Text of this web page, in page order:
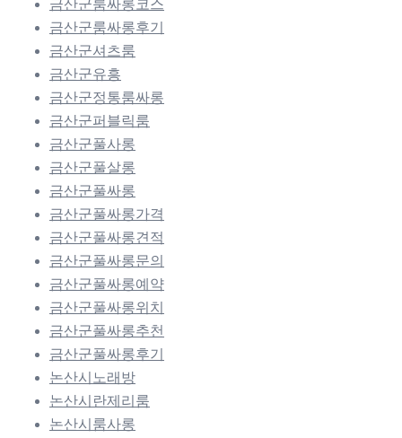
금산군룸싸롱코스
금산군룸싸롱후기
금산군셔츠룸
금산군유흥
금산군정통룸싸롱
금산군퍼블릭룸
금산군풀사롱
금산군풀살롱
금산군풀싸롱
금산군풀싸롱가격
금산군풀싸롱견적
금산군풀싸롱문의
금산군풀싸롱예약
금산군풀싸롱위치
금산군풀싸롱추천
금산군풀싸롱후기
논산시노래방
논산시란제리룸
논산시룸사롱